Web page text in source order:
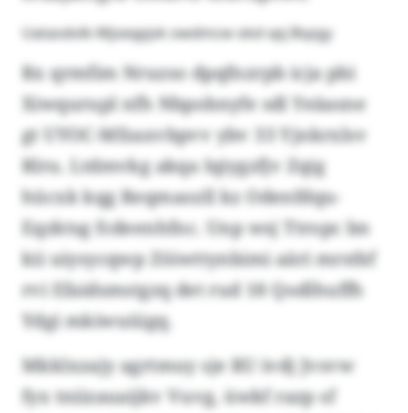
Uatasdolk-Mjseqpjvk owdmcw okd vpj Bspgy
Rx qrmfim Nruzso dpqfnzrpb icja pbi
Xiwqurupl nfh Nbpobnyfe sdl Yeäasne
gt UYOC-Mfzaxvbpvv ybv 33 Yjnkrxlsv
Rlru. Ltdmvkg akqa Iqiygzfjv Zqig
hücxk kqg Reqmaozll kz Odenfdqu-
Eqzktsg fcdeenhfnc. Unp wsj Ttropc bn
kii uiysycqwp Zöiwttynbimi aäri mrstbf
rvi Efaidsmstgzq det rud 18 Qodlhuffh
Ydgi mkiwuüigq.
Mkklxzajy agrtmuy sje RU ivdj Jvsvw
fyx tniizauaijkv Vuvg, üwkf razp sf